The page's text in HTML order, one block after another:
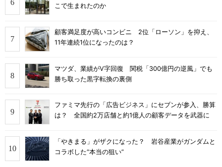
こで生まれたのか
顧客満足度が高いコンビニ 2位「ローソン」を抑え、
11年連続1位になったのは？
マツダ、業績がV字回復 関税「300億円の逆風」でも
勝ち取った黒字転換の裏側
ファミマ先行の「広告ビジネス」にセブンが参入、勝算
は？ 全国約2万店舗と約1億人の顧客データを武器に
「やきまる」がザクになった？ 岩谷産業がガンダムと
コラボした“本当の狙い”